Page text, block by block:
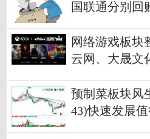
国联通分别回
网络游戏板块
云网、大晟文
预制菜板块风
43)快速发展